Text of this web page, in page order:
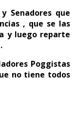
Senadores que
, que se las
y luego reparte
Poggistas
no tiene todos